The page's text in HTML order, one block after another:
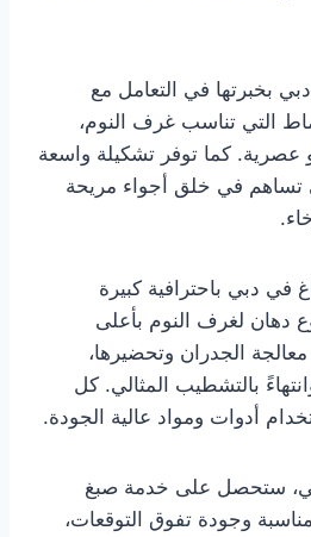
بخبرتها في التعامل مع
التي تناسب غرف النوم،
عصرية. كما توفر تشكيلة واسعة
تساهم في خلق أجواء مريحة
دبي باحترافية كبيرة
دهان لغرف النوم بأعلى
الجدران وتحضيرها،
بالتشطيب المثالي. كل
أدوات ومواد عالية الجودة.
ستحصل على خدمة صبغ
وجودة تفوق التوقعات،